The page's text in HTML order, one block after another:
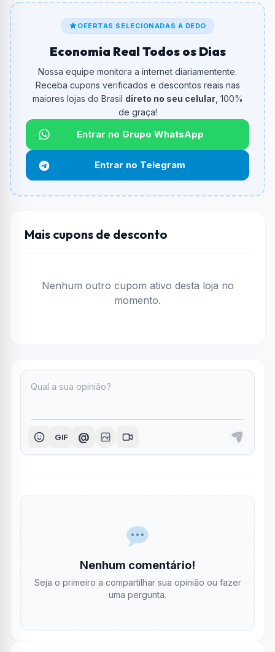
O código éFAMILIA.
De quanto é o desconto?
Qual é o valor minimo de compra?
O valor minimo de compra é R$ 200,00.
Qual é o desconto máximo?
Não informado ou sem limite.
Funciona em qualquer produto?
Não necessariamente. Depende de itens participantes
e alguns vendedores ou produtos especificos podem
OFERTAS SELECIONADAS A DEDO
Economia Real Todos os Dias
Nossa equipe monitora a internet diariamentente.
Receba cupons verificados e descontos reais nas
maiores lojas do Brasil direto no seu celular, 100%
de graça!
Entrar no Grupo WhatsApp
Entrar no Telegram
Mais cupons de desconto
Nenhum outro cupom ativo desta loja no
momento.
GIF @
Nenhum comentário!
Seja o primeiro a compartilhar sua opinião ou fazer
uma pergunta.